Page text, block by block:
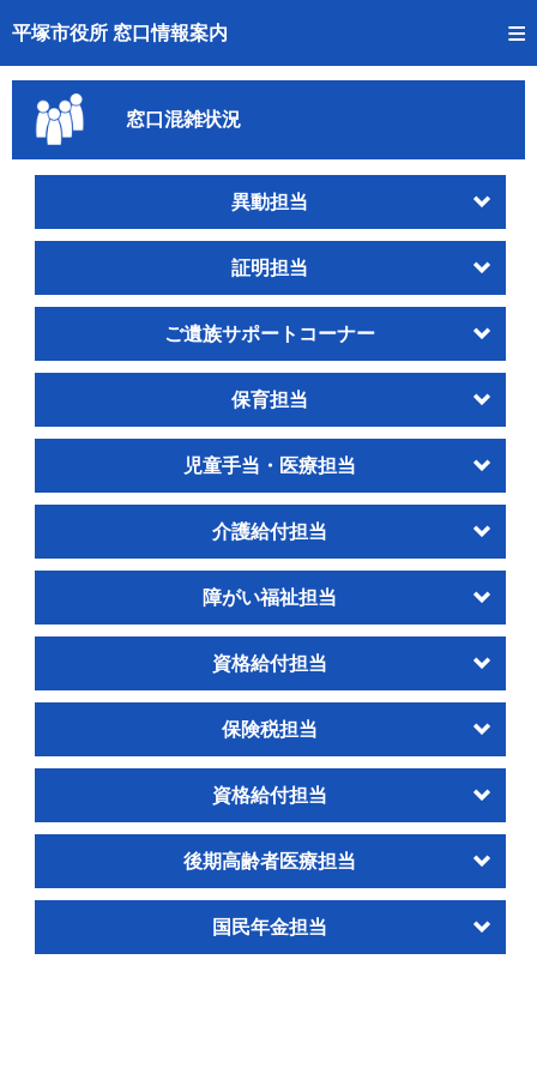
平塚市役所 窓口情報案内
トップページへ
ご利用方法
事前予約
窓口混雑状況
待ち状況確認
窓口混雑状況
異動担当
証明担当
ご遺族サポートコーナー
保育担当
児童手当・医療担当
介護給付担当
障がい福祉担当
資格給付担当
保険税担当
資格給付担当
後期高齢者医療担当
国民年金担当